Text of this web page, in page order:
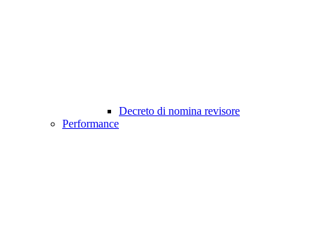
Decreto di nomina revisore
Performance